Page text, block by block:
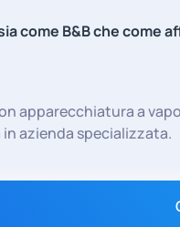
come B&B che come
apparecchiatura a
azienda specializzata.